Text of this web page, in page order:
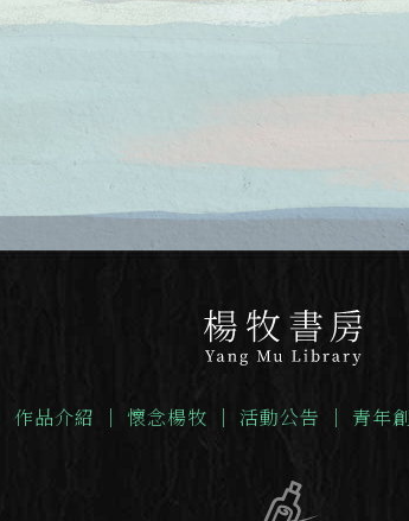
作品介紹 ｜ 懷念楊牧 ｜ 活動公告 ｜ 青年